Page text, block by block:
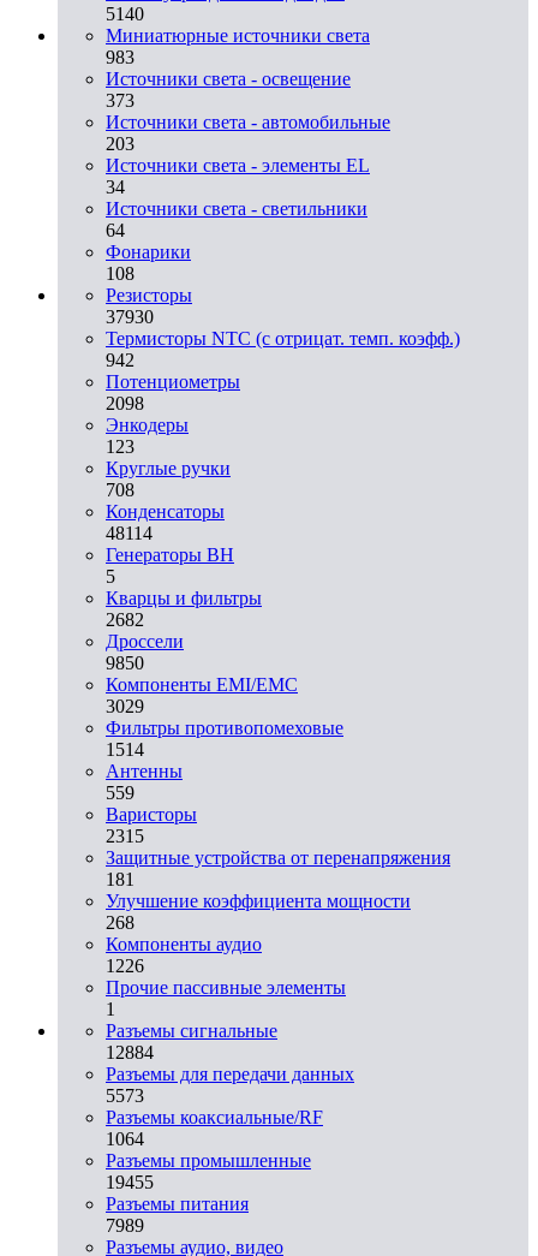
5140
Миниатюрные источники света
983
Источники света - освещение
373
Источники света - автомобильные
203
Источники света - элементы EL
34
Источники света - светильники
64
Фонарики
108
Резисторы
37930
Термисторы NTC (с отрицат. темп. коэфф.)
942
Потенциометры
2098
Энкодеры
123
Круглые ручки
708
Конденсаторы
48114
Генераторы ВН
5
Кварцы и фильтры
2682
Дроссели
9850
Компоненты EMI/EMC
3029
Фильтры противопомеховые
1514
Антенны
559
Варисторы
2315
Защитные устройства от перенапряжения
181
Улучшение коэффициента мощности
268
Компоненты аудио
1226
Прочие пассивные элементы
1
Разъeмы сигнальные
12884
Разъeмы для передачи данных
5573
Разъeмы коаксиальные/RF
1064
Разъeмы промышленные
19455
Разъeмы питания
7989
Разъeмы аудио, видео